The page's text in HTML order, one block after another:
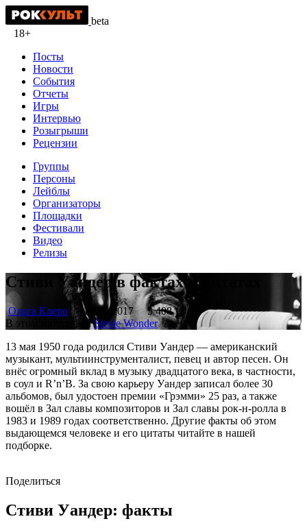
beta
18+
Посты
Новости
События
Отчеты
Игры
Интервью
Розыгрыши
Рецензии
Группы
Персоны
Лейблы
Организаторы
Площадки
Фестивали
Видео
Релизы
Стиви Уандер в фактах и цитатах
Ольга Клеро 13.05.2017
5 408
В этом материале:Stevie Wonder
13 мая 1950 года родился Стиви Уандер — американский
музыкант, мультиинструменталист, певец и автор песен. Он
внёс огромный вклад в музыку двадцатого века, в частности,
в соул и R’n’B. За свою карьеру Уандер записал более 30
альбомов, был удостоен премии «Грэмми» 25 раз, а также
вошёл в Зал славы композиторов и Зал славы рок-н-ролла в
1983 и 1989 годах соответственно. Другие факты об этом
выдающемся человеке и его цитаты читайте в нашей
подборке.
Поделиться
Стиви Уандер: факты